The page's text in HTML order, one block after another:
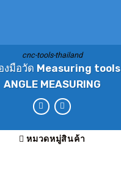
cnc-tools-thailand
งมือวัด Measuring tools
ANGLE MEASURING
หมวดหมู่สินค้า